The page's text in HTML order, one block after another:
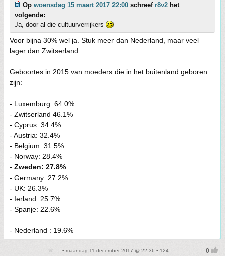
Op woensdag 15 maart 2017 22:00 schreef r8v2 het
volgende:
Ja, door al die cultuurverrijkers
Voor bijna 30% wel ja. Stuk meer dan Nederland, maar veel
lager dan Zwitserland.
Geboortes in 2015 van moeders die in het buitenland geboren
zijn:
- Luxemburg: 64.0%
- Zwitserland 46.1%
- Cyprus: 34.4%
- Austria: 32.4%
- Belgium: 31.5%
- Norway: 28.4%
- Zweden: 27.8%
- Germany: 27.2%
- UK: 26.3%
- Ierland: 25.7%
- Spanje: 22.6%
- Nederland : 19.6%
• maandag 11 december 2017 @ 22:36 • 124